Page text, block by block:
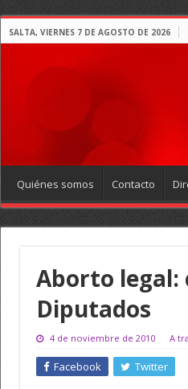
SALTA, VIERNES 7 DE AGOSTO DE 2026
Quiénes somos Contacto
Aborto legal:
Diputados
4 de noviembre de 2010 A
Facebook Twitter